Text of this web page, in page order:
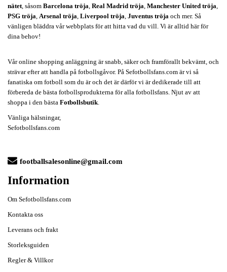
nätet , såsom Barcelona tröja Real Madrid tröja Manchester United tröja
PSG tröja Arsenal tröja Liverpool tröja Juventus tröja och mer. Så
vänligen bläddra vår webbplats för att hitta vad du vill. Vi är alltid här för
dina behov!
Vår online shopping anläggning är snabb, säker och framförallt bekvämt, och
strävar efter att handla på fotbollsgåvor. På Sefotbollsfans.com är vi så
fanatiska om fotboll som du är och det är därför vi är dedikerade till att
förbereda de bästa fotbollsprodukterna för alla fotbollsfans. Njut av att
shoppa i den bästa Fotbollsbutik
Vänliga hälsningar,
Sefotbollsfans.com
footballsalesonline@gmail.com
Information
Om Sefotbollsfans.com
Kontakta oss
Leverans och frakt
Storleksguiden
Regler & Villkor